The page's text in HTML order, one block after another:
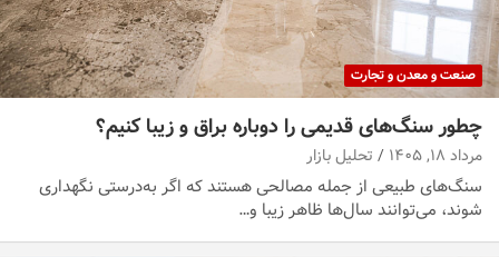
صنعت و معدن و تجارت
چطور سنگ‌های قدیمی را دوباره براق و زیبا کنیم؟
مرداد ۱۸, ۱۴۰۵ تحلیل بازار
سنگ‌های طبیعی از جمله مصالحی هستند که اگر به‌درستی نگهداری
شوند، می‌توانند سال‌ها ظاهر زیبا و…